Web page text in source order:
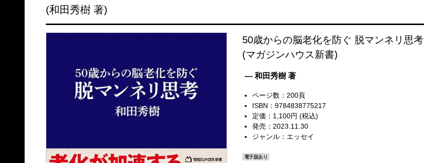
(和田秀樹 著)
50歳からの脳老化を防ぐ 脱マンネリ思考
(マガジンハウス新書)
— 和田秀樹 著
ページ数：200頁
ISBN：9784838775217
定価：1,100円 (税込)
発売：2023.11.30
ジャンル： エッセイ
電子版あり